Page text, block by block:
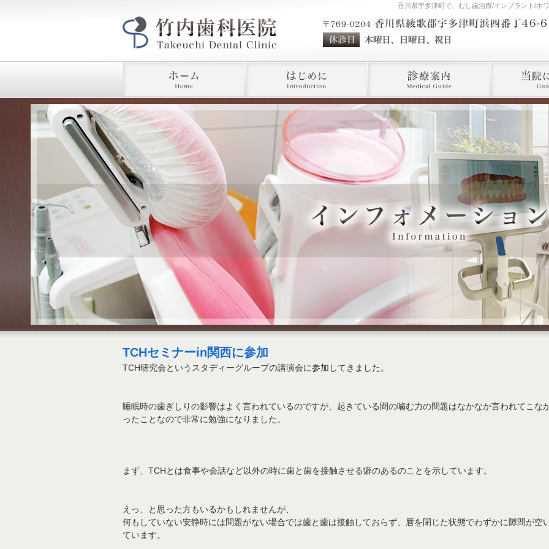
香川県宇多津町で、むし歯治療/インプラント/ホ
TCHセミナーin関西に参加
TCH研究会というスタディーグループの講演会に参加してきました。
睡眠時の歯ぎしりの影響はよく言われているのですが、起きている間の噛む力の問題はなかなか言われてこな
ったことなので非常に勉強になりました。
まず、TCHとは食事や会話など以外の時に歯と歯を接触させる癖のあるのことを示しています。
えっ、と思った方もいるかもしれませんが、
何もしていない安静時には問題がない場合では歯と歯は接触しておらず、唇を閉じた状態でわずかに隙間が空
ています。